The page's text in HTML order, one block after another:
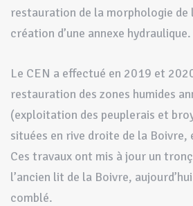
restauration de la morphologie de
création d’une annexe hydraulique.
Le CEN a effectué en 2019 et
restauration des zones humides
(exploitation des peuplerais et
situées en rive droite de la Boivre,
Ces travaux ont mis à jour un
l’ancien lit de la Boivre,
comblé.